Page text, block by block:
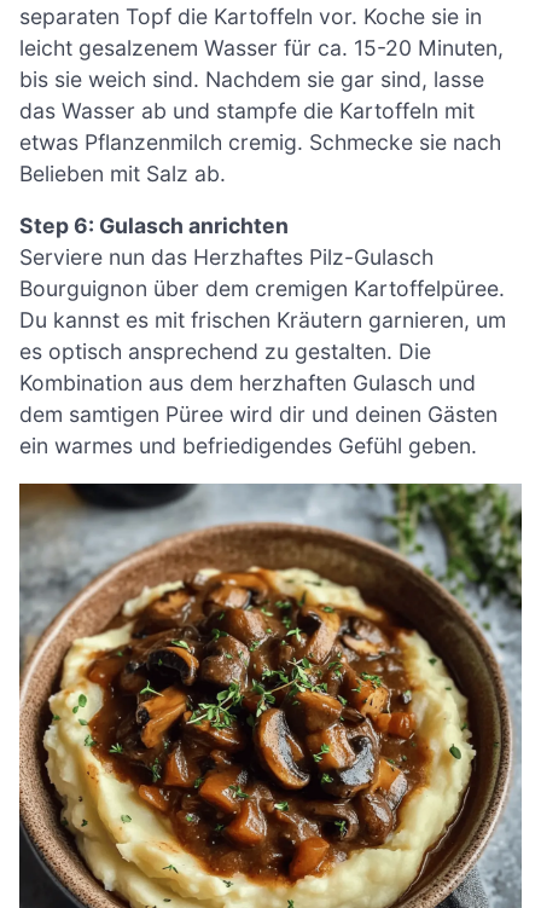
separaten Topf die Kartoffeln vor. Koche sie in
leicht gesalzenem Wasser für ca. 15-20 Minuten,
bis sie weich sind. Nachdem sie gar sind, lasse
das Wasser ab und stampfe die Kartoffeln mit
etwas Pflanzenmilch cremig. Schmecke sie nach
Belieben mit Salz ab.
Step 6: Gulasch anrichten
Serviere nun das Herzhaftes Pilz-Gulasch
Bourguignon über dem cremigen Kartoffelpüree.
Du kannst es mit frischen Kräutern garnieren, um
es optisch ansprechend zu gestalten. Die
Kombination aus dem herzhaften Gulasch und
dem samtigen Püree wird dir und deinen Gästen
ein warmes und befriedigendes Gefühl geben.